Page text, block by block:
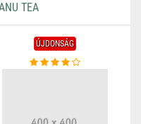
TEA
ÚJDONSÁG